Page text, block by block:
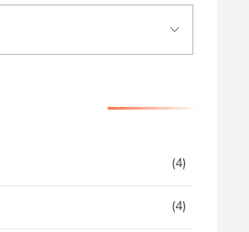
(4)
(4)